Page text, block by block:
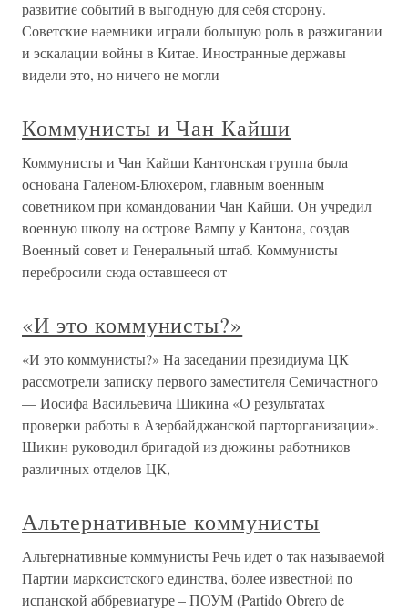
развитие событий в выгодную для себя сторону.
Советские наемники играли большую роль в разжигании
и эскалации войны в Китае. Иностранные державы
видели это, но ничего не могли
Коммунисты и Чан Кайши
Коммунисты и Чан Кайши Кантонская группа была
основана Галеном-Блюхером, главным военным
советником при командовании Чан Кайши. Он учредил
военную школу на острове Вампу у Кантона, создав
Военный совет и Генеральный штаб. Коммунисты
перебросили сюда оставшееся от
«И это коммунисты?»
«И это коммунисты?» На заседании президиума ЦК
рассмотрели записку первого заместителя Семичастного
— Иосифа Васильевича Шикина «О результатах
проверки работы в Азербайджанской парторганизации».
Шикин руководил бригадой из дюжины работников
различных отделов ЦК,
Альтернативные коммунисты
Альтернативные коммунисты Речь идет о так называемой
Партии марксистского единства, более известной по
испанской аббревиатуре – ПОУМ (Partido Obrero de